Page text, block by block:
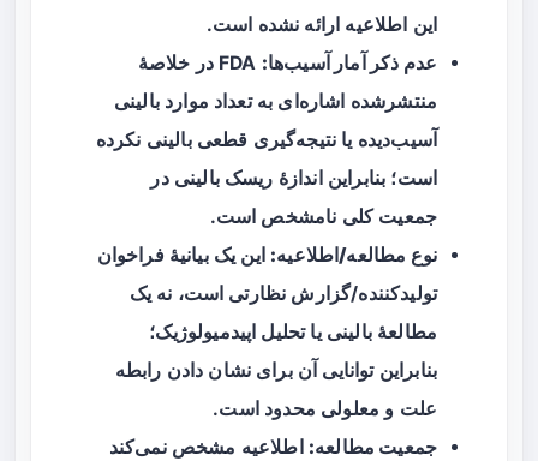
این اطلاعیه ارائه نشده است.
عدم ذکر آمار آسیب‌ها:
FDA در خلاصهٔ
منتشرشده اشاره‌ای به تعداد موارد بالینی
آسیب‌دیده یا نتیجه‌گیری قطعی بالینی نکرده
است؛ بنابراین اندازهٔ ریسک بالینی در
جمعیت کلی نامشخص است.
نوع مطالعه/اطلاعیه: این یک بیانیهٔ فراخوان
تولیدکننده/گزارش نظارتی است، نه یک
مطالعهٔ بالینی یا تحلیل اپیدمیولوژیک؛
بنابراین توانایی آن برای نشان دادن رابطه
علت و معلولی محدود است.
جمعیت مطالعه: اطلاعیه مشخص نمی‌کند